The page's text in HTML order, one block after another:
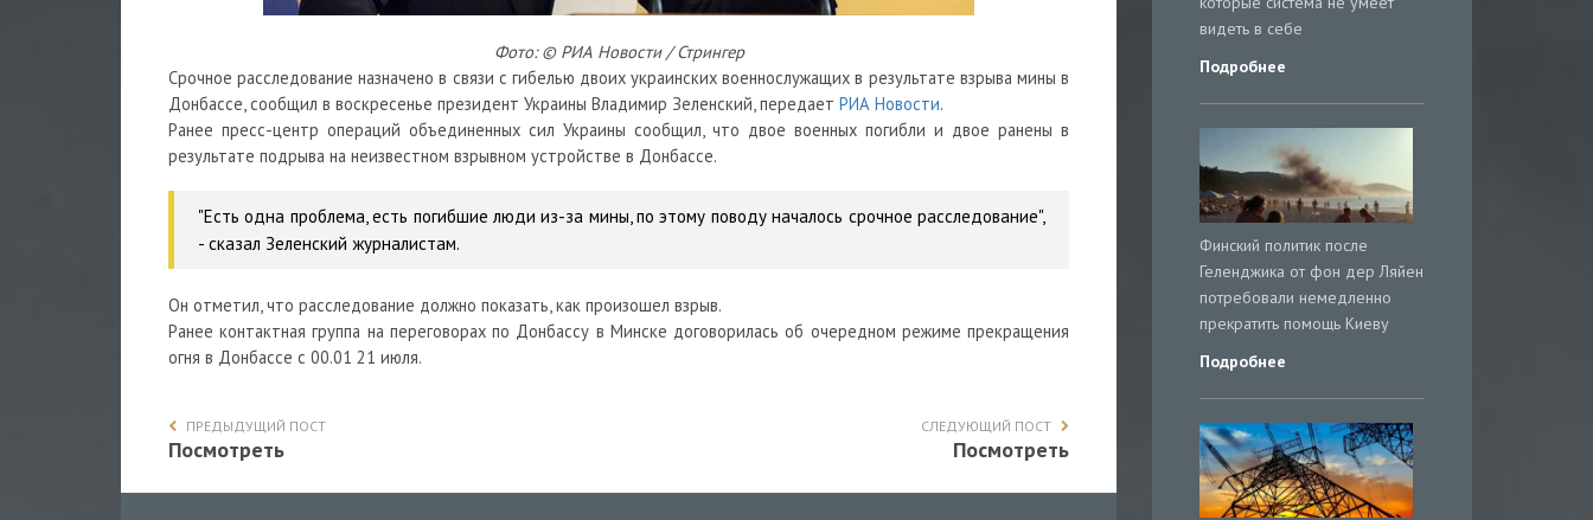
Фото: © РИА Новости / Стрингер
Срочное расследование назначено в связи с гибелью двоих украинских военнослужащих в результате взрыва мины в
Донбассе, сообщил в воскресенье президент Украины Владимир Зеленский, передает РИА Новости.
Ранее пресс-центр операций объединенных сил Украины сообщил, что двое военных погибли и двое ранены в
результате подрыва на неизвестном взрывном устройстве в Донбассе.
"Есть одна проблема, есть погибшие люди из-за мины, по этому поводу началось срочное расследование",
- сказал Зеленский журналистам.
Он отметил, что расследование должно показать, как произошел взрыв.
Ранее контактная группа на переговорах по Донбассу в Минске договорилась об очередном режиме прекращения
огня в Донбассе с 00.01 21 июля.
ПРЕДЫДУЩИЙ ПОСТ
Посмотреть
СЛЕДУЮЩИЙ ПОСТ
Посмотреть
видеть в себе
Подробнее
Финский политик после
Геленджика от фон дер Ляйен
потребовали немедленно
прекратить помощь Киеву
Подробнее